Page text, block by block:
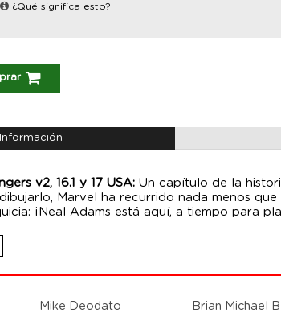
¿Qué significa esto?
Información
v2, 16.1 y 17 USA:Un capítulo de la
Marvel ha recurrido nada menos
¡Neal Adams está aquí, a tiempo para
a lo largo de todo el país, al tiempo que
a ponerse al frente de todos esos
Mike Deodato Brian Michael